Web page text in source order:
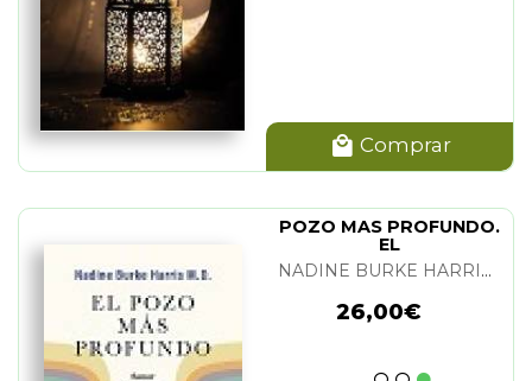
Comprar
POZO MAS PROFUNDO.
EL
NADINE BURKE HARRIS M. D.
26,00€